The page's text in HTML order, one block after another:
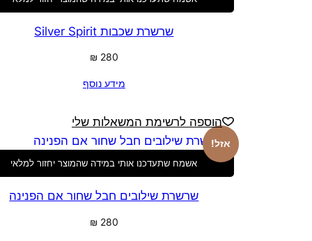
שרשרת שכבות Silver Spirit
₪ 280
מידע נוסף
הוספה לרשימת המשאלות שלי
אזל!
אשמח שתעדכנו אותי במידה שהמוצר יחזור למלאי
שרשרת שילובים חבל שחור אם הפנינה
₪ 280